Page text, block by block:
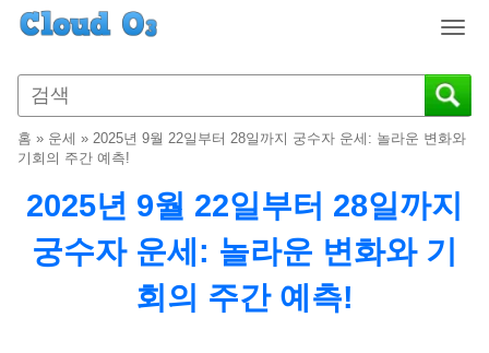
T
g
g
a
v
g
홈 » 운세 » 2025년 9월 22일부터 28일까지 궁수자 운세: 놀라운 변화와
기회의 주간 예측!
2025년 9월 22일부터 28일까지
궁수자 운세: 놀라운 변화와 기
회의 주간 예측!